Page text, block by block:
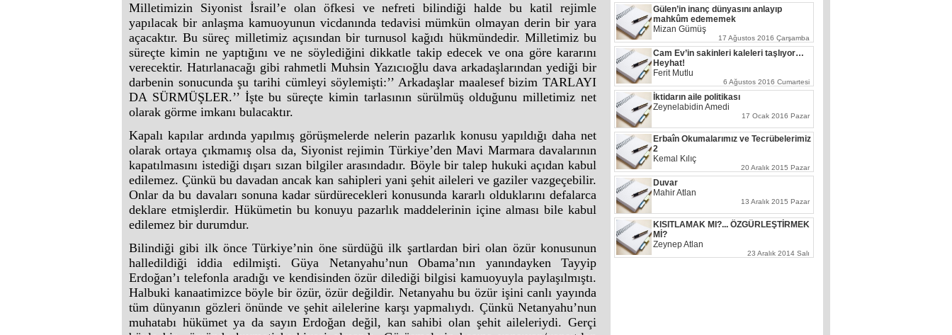
Milletimizin Siyonist İsrail’e olan öfkesi ve nefreti bilindiği halde bu katil rejimle
yapılacak bir anlaşma kamuoyunun vicdanında tedavisi mümkün olmayan derin bir yara
açacaktır. Bu süreç milletimiz açısından bir turnusol kağıdı hükmündedir. Milletimiz bu
süreçte kimin ne yaptığını ve ne söylediğini dikkatle takip edecek ve ona göre kararını
verecektir. Hatırlanacağı gibi rahmetli Muhsin Yazıcıoğlu dava arkadaşlarından yediği bir
darbenin sonucunda şu tarihi cümleyi söylemişti:’’ Arkadaşlar maalesef bizim TARLAYI
DA SÜRMÜŞLER.’’ İşte bu süreçte kimin tarlasının sürülmüş olduğunu milletimiz net
olarak görme imkanı bulacaktır.
Kapalı kapılar ardında yapılmış görüşmelerde nelerin pazarlık konusu yapıldığı daha net
olarak ortaya çıkmamış olsa da, Siyonist rejimin Türkiye’den Mavi Marmara davalarının
kapatılmasını istediği dışarı sızan bilgiler arasındadır. Böyle bir talep hukuki açıdan kabul
edilemez. Çünkü bu davadan ancak kan sahipleri yani şehit aileleri ve gaziler vazgeçebilir.
Onlar da bu davaları sonuna kadar sürdürecekleri konusunda kararlı olduklarını defalarca
deklare etmişlerdir. Hükümetin bu konuyu pazarlık maddelerinin içine alması bile kabul
edilemez bir durumdur.
Bilindiği gibi ilk önce Türkiye’nin öne sürdüğü ilk şartlardan biri olan özür konusunun
halledildiği iddia edilmişti. Güya Netanyahu’nun Obama’nın yanındayken Tayyip
Erdoğan’ı telefonla aradığı ve kendisinden özür dilediği bilgisi kamuoyuyla paylaşılmıştı.
Halbuki kanaatimizce böyle bir özür, özür değildir. Netanyahu bu özür işini canlı yayında
tüm dünyanın gözleri önünde ve şehit ailelerine karşı yapmalıydı. Çünkü Netanyahu’nun
muhatabı hükümet ya da sayın Erdoğan değil, kan sahibi olan şehit aileleriydi. Gerçi
Beyrut: Şehit Seyyid Hasan Nasrallah'a
açılan kapı
Gürkan Biçen
2 Mart 2025 Pazar
İşgüzarın Kurnazlığı : ‘Bu işin tabiatında
var’
Hüseyin Zilan
16 Ekim 2022 Pazar
Cumhurbaşkanı Erdoğan yeni rejimin
kurucusu değil emanetçisidir..!!!
12 Mayıs 2022 Perşembe
Kasım Süleymani Mektebi
Muhammed Bakır
İran ve Hizbullah Suriye'ye neden arka
çıktı?
22 Ağustos 2019 Perşembe
Yüzyılın Anlaşması'nı yırtıp atmak için
Kudüs Günü'nde meydanları dold...
Kemal Kemahlı
15 Mayıs 2019 Çarşamba